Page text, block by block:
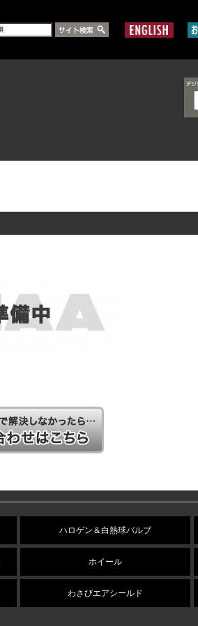
ハロゲン＆白熱球バルブ
ホイール
わさびエアシールド